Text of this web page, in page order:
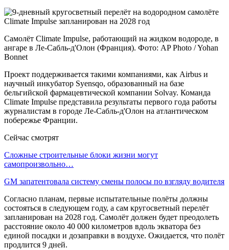
Самолёт Climate Impulse, работающий на жидком водороде, в
ангаре в Ле-Сабль-д'Олон (Франция). Фото: AP Photo / Yohan
Bonnet
Проект поддерживается такими компаниями, как Airbus и
научный инкубатор Syensqo, образованный на базе
бельгийской фармацевтической компании Solvay. Команда
Climate Impulse представила результаты первого года работы
журналистам в городе Ле-Сабль-д'Олон на атлантическом
побережье Франции.
Сейчас смотрят
Сложные строительные блоки жизни могут
самопроизвольно…
GM запатентовала систему смены полосы по взгляду водителя
Согласно планам, первые испытательные полёты должны
состояться в следующем году, а сам кругосветный перелёт
запланирован на 2028 год. Самолёт должен будет преодолеть
расстояние около 40 000 километров вдоль экватора без
единой посадки и дозаправки в воздухе. Ожидается, что полёт
продлится 9 дней.